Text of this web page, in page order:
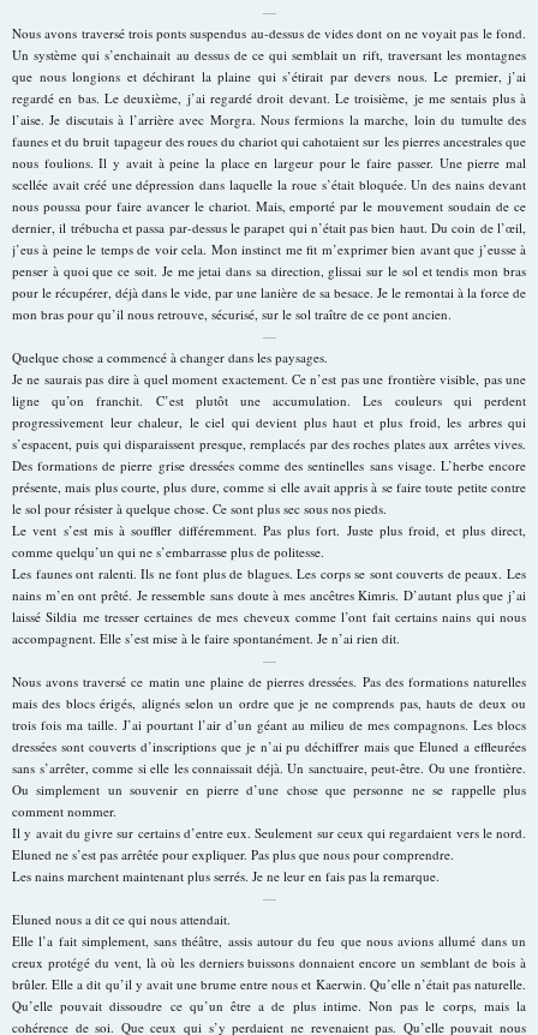
—
Nous avons traversé trois ponts suspendus au-dessus de vides dont on ne voyait pas le fond.
Un système qui s’enchainait au dessus de ce qui semblait un rift, traversant les montagnes
que nous longions et déchirant la plaine qui s’étirait par devers nous. Le premier, j’ai
regardé en bas. Le deuxième, j’ai regardé droit devant. Le troisième, je me sentais plus à
l’aise. Je discutais à l’arrière avec Morgra. Nous fermions la marche, loin du tumulte des
faunes et du bruit tapageur des roues du chariot qui cahotaient sur les pierres ancestrales que
nous foulions. Il y avait à peine la place en largeur pour le faire passer. Une pierre mal
scellée avait créé une dépression dans laquelle la roue s’était bloquée. Un des nains devant
nous poussa pour faire avancer le chariot. Mais, emporté par le mouvement soudain de ce
dernier, il trébucha et passa par-dessus le parapet qui n’était pas bien haut. Du coin de l’œil,
j’eus à peine le temps de voir cela. Mon instinct me fit m’exprimer bien avant que j’eusse à
penser à quoi que ce soit. Je me jetai dans sa direction, glissai sur le sol et tendis mon bras
pour le récupérer, déjà dans le vide, par une lanière de sa besace. Je le remontai à la force de
mon bras pour qu’il nous retrouve, sécurisé, sur le sol traître de ce pont ancien.
—
Quelque chose a commencé à changer dans les paysages.
Je ne saurais pas dire à quel moment exactement. Ce n’est pas une frontière visible, pas une
ligne qu’on franchit. C’est plutôt une accumulation. Les couleurs qui perdent
progressivement leur chaleur, le ciel qui devient plus haut et plus froid, les arbres qui
s’espacent, puis qui disparaissent presque, remplacés par des roches plates aux arrêtes vives.
Des formations de pierre grise dressées comme des sentinelles sans visage. L’herbe encore
présente, mais plus courte, plus dure, comme si elle avait appris à se faire toute petite contre
le sol pour résister à quelque chose. Ce sont plus sec sous nos pieds.
Le vent s’est mis à souffler différemment. Pas plus fort. Juste plus froid, et plus direct,
comme quelqu’un qui ne s’embarrasse plus de politesse.
Les faunes ont ralenti. Ils ne font plus de blagues. Les corps se sont couverts de peaux. Les
nains m’en ont prêté. Je ressemble sans doute à mes ancêtres Kimris. D’autant plus que j’ai
laissé Sildia me tresser certaines de mes cheveux comme l’ont fait certains nains qui nous
accompagnent. Elle s’est mise à le faire spontanément. Je n’ai rien dit.
—
Nous avons traversé ce matin une plaine de pierres dressées. Pas des formations naturelles
mais des blocs érigés, alignés selon un ordre que je ne comprends pas, hauts de deux ou
trois fois ma taille. J’ai pourtant l’air d’un géant au milieu de mes compagnons. Les blocs
dressées sont couverts d’inscriptions que je n’ai pu déchiffrer mais que Eluned a effleurées
sans s’arrêter, comme si elle les connaissait déjà. Un sanctuaire, peut-être. Ou une frontière.
Ou simplement un souvenir en pierre d’une chose que personne ne se rappelle plus
comment nommer.
Il y avait du givre sur certains d’entre eux. Seulement sur ceux qui regardaient vers le nord.
Eluned ne s’est pas arrêtée pour expliquer. Pas plus que nous pour comprendre.
Les nains marchent maintenant plus serrés. Je ne leur en fais pas la remarque.
—
Eluned nous a dit ce qui nous attendait.
Elle l’a fait simplement, sans théâtre, assis autour du feu que nous avions allumé dans un
creux protégé du vent, là où les derniers buissons donnaient encore un semblant de bois à
brûler. Elle a dit qu’il y avait une brume entre nous et Kaerwin. Qu’elle n’était pas naturelle.
Qu’elle pouvait dissoudre ce qu’un être a de plus intime. Non pas le corps, mais la
cohérence de soi. Que ceux qui s’y perdaient ne revenaient pas. Qu’elle pouvait nous